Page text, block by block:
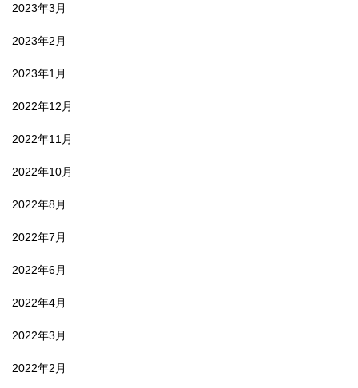
2023年3月
2023年2月
2023年1月
2022年12月
2022年11月
2022年10月
2022年8月
2022年7月
2022年6月
2022年4月
2022年3月
2022年2月